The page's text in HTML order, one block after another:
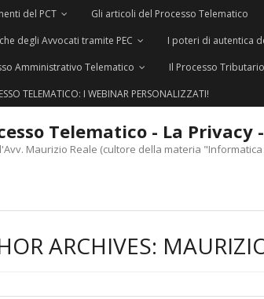
del PCT Gli articoli del Processo Telematico
degli Avvocati tramite PEC
I poteri di autentica
Amministrativo Telematico
Il Processo
TELEMATICO: I WEBINAR PERSONALIZZATI!
Telematico - La
Maurizio Reale (cultore della materia
ARCHIVES: